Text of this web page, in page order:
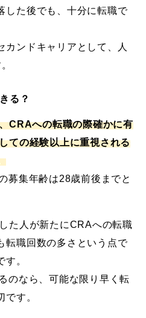
した後でも、十分に転職で
カンドキャリアとして、人
る？
CRAへの転職の際確かに有
ての経験以上に重視される
募集年齢は28歳前後までと
た人が新たにCRAへの転職
転職回数の多さという点で
す。
のなら、可能な限り早く転
す。